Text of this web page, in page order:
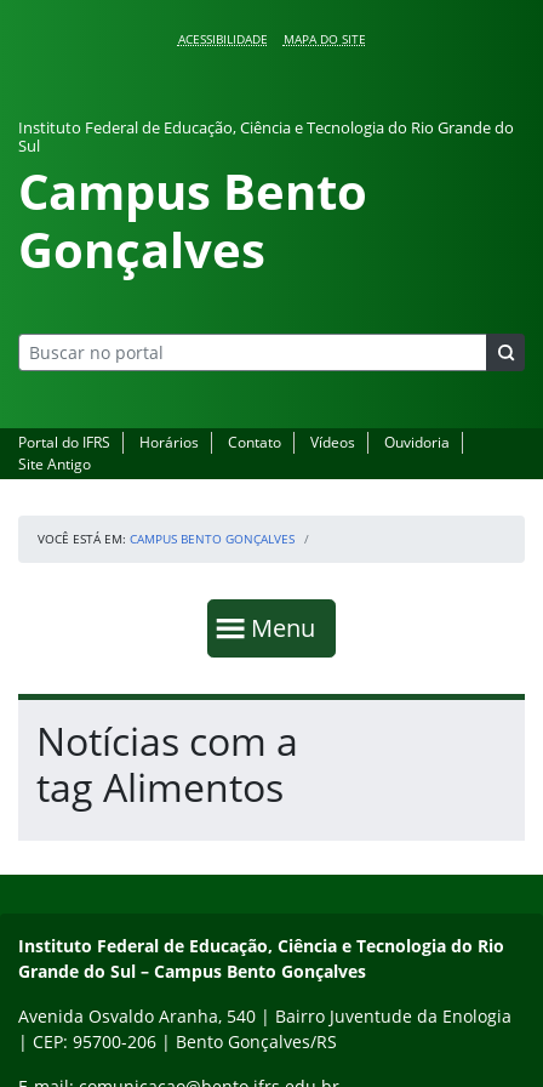
ACESSIBILIDADE MAPA DO SITE
Instituto Federal de Educação, Ciência e Tecnologia do Rio Grande do
Sul
Campus Bento
Gonçalves
Portal do IFRS Horários Contato Vídeos
Ouvidoria
Site Antigo
VOCÊ ESTÁ EM: CAMPUS BENTO GONÇALVES
Mostrar
Menu
Fim da navegação
Início do conteúdo
Notícias com a
tag Alimentos
Contato
Instituto Federal de Educação, Ciência e Tecnologia do Rio
Grande do Sul – Campus Bento Gonçalves
Avenida Osvaldo Aranha, 540 | Bairro Juventude da Enologia
| CEP: 95700-206 | Bento Gonçalves/RS